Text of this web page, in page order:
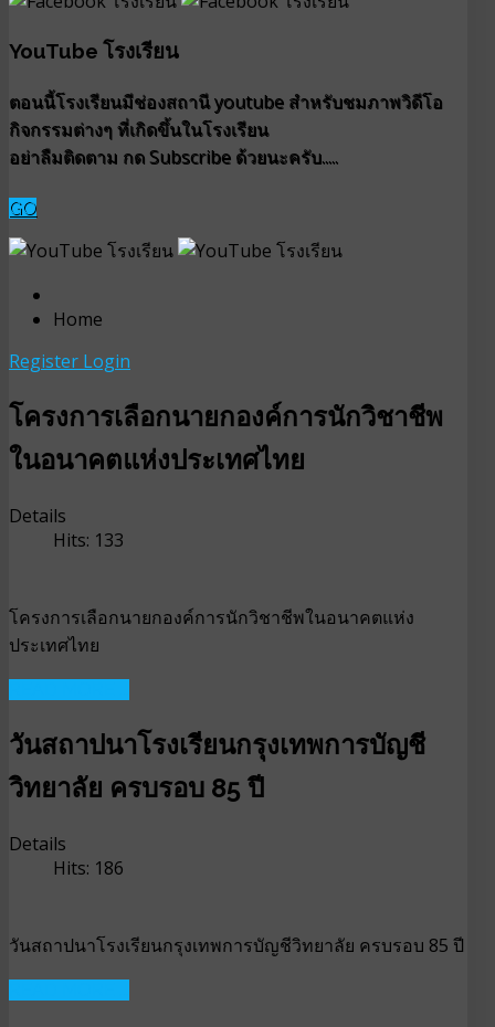
YouTube โรงเรียน
ตอนนี้โรงเรียนมีช่องสถานี youtube สำหรับชมภาพวิดีโอ
กิจกรรมต่างๆ ที่เกิดขึ้นในโรงเรียน
อย่าลืมติดตาม กด Subscribe ด้วยนะครับ.....
GO
Home
Register Login
โครงการเลือกนายกองค์การนักวิชาชีพ
ในอนาคตแห่งประเทศไทย
Details
Hits: 133
โครงการเลือกนายกองค์การนักวิชาชีพในอนาคตแห่ง
ประเทศไทย
วันสถาปนาโรงเรียนกรุงเทพการบัญชี
วิทยาลัย ครบรอบ 85 ปี
Details
Hits: 186
วันสถาปนาโรงเรียนกรุงเทพการบัญชีวิทยาลัย ครบรอบ 85 ปี